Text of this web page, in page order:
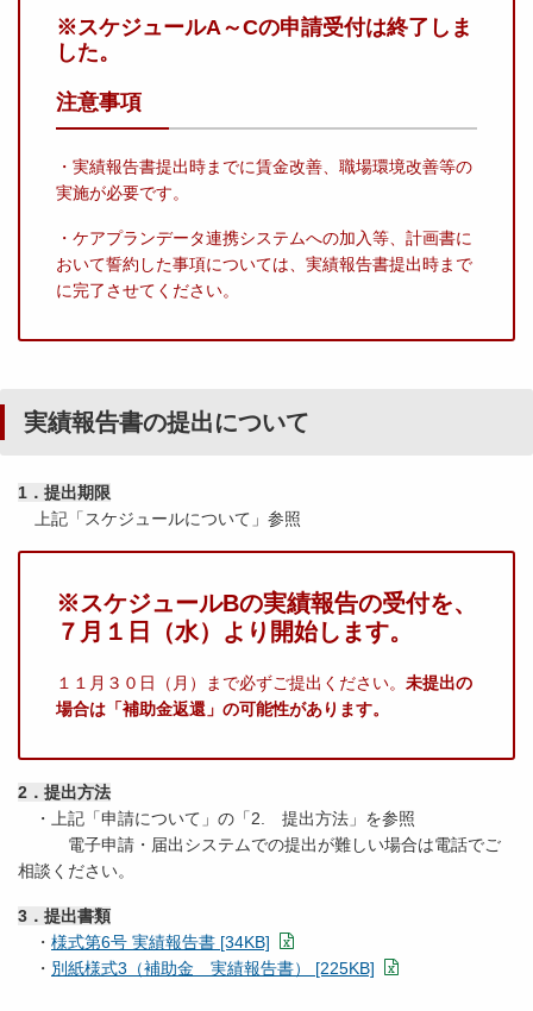
※スケジュールA～Cの申請受付は終了しま
した。
注意事項
・実績報告書提出時までに賃金改善、職場環境改善等の
実施が必要です。
・ ケアプランデータ連携システムへの加入等、計画書に
おいて誓約した事項については、実績報告書提出時まで
に完了させてください。
実績報告書の提出について
1．提出期限
上記「スケジュールについて」参照
※スケジュールBの実績報告の受付を、
７ 月１日（水）より開始します。
１１月３０日（月）まで必ずご提出ください。 未提出の
場合は「補助金返還」の可能性があります。
2．提出方法
・上記「申請について」の「2. 提出方法」を参照
電子申請・届出システムでの提出が難しい場合は電話でご
相談ください。
3．提出書類
・ 様式第6号 実績報告書 [34KB]
・ 別紙様式3（補助金 実績報告書） [225KB]